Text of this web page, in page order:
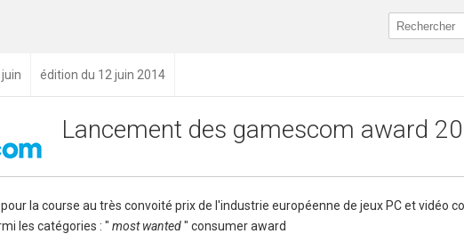
juin édition du 12 juin 2014
Lancement des gamescom award
pour la course au très convoité prix de l'industrie européenne de jeux PC et vidéo
les catégories : " most wanted" consumer award